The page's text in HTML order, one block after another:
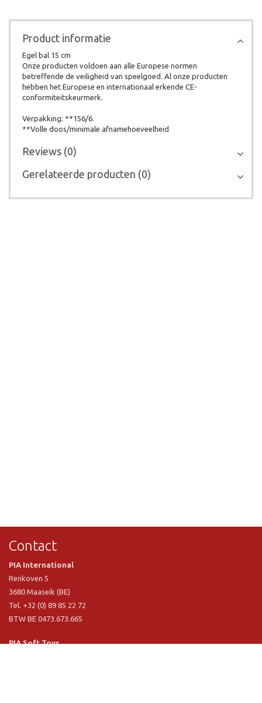
Product informatie
Egel bal 15 cm
Onze producten voldoen aan alle Europese normen
betreffende de veiligheid van speelgoed. Al onze producten
hebben het Europese en internationaal erkende CE-
conformiteitskeurmerk.
Verpakking: **156/6.
**Volle doos/minimale afnamehoeveelheid
Reviews (0)
Gerelateerde producten (0)
Contact
PIA International
Renkoven 5
3680 Maaseik (BE)
Tel. +32 (0) 89 85 22 72
BTW BE 0473.673.665
PIA Soft Toys